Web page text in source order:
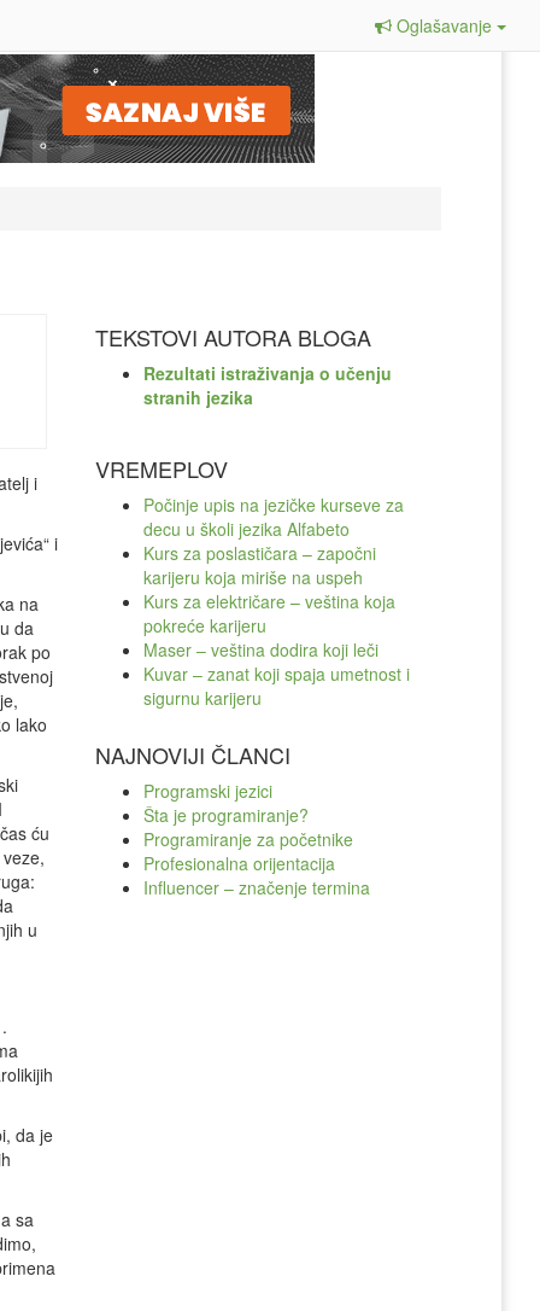
Oglašavanje
i
i
na
da
po
lako
ću
u
da je
sa
TEKSTOVI AUTORA BLOGA
Rezultati istraživanja o učenju
stranih jezika
VREMEPLOV
Počinje upis na jezičke kurseve za
decu u školi jezika Alfabeto
Kurs za poslastičara – započni
karijeru koja miriše na uspeh
Kurs za električare – veština koja
pokreće karijeru
Maser – veština dodira koji leči
Kuvar – zanat koji spaja umetnost i
sigurnu karijeru
NAJNOVIJI ČLANCI
Programski jezici
Šta je programiranje?
Programiranje za početnike
Profesionalna orijentacija
Influencer – značenje termina